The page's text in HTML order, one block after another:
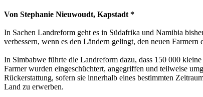
Von Stephanie Nieuwoudt, Kapstadt *
In Sachen Landreform geht es in Südafrika und Namibia
verbessern, wenn es den Ländern gelingt, den neuen
In Simbabwe führte die Landreform dazu, dass 150 000
Farmer wurden eingeschüchtert, angegriffen und teilweise
Rückerstattung, sofern sie innerhalb eines bestimmten
Land zu erwerben.